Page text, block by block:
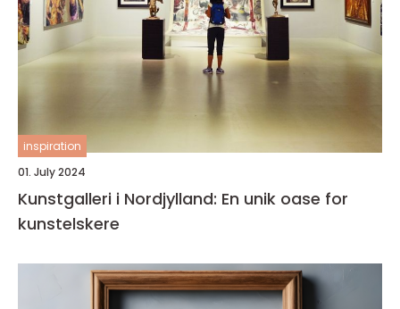
inspiration
01. July 2024
Kunstgalleri i Nordjylland: En unik oase for
kunstelskere